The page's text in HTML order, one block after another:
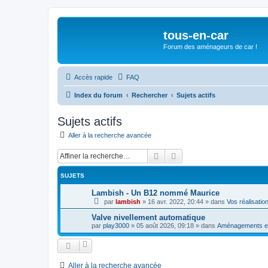
tous-en-car
Forum des aménageurs de car !
Accès rapide FAQ
Index du forum Rechercher Sujets actifs
Sujets actifs
Aller à la recherche avancée
Rechercher
SUJETS
Lambish - Un B12 nommé Maurice
par lambish » 16 avr. 2022, 20:44 » dans Vos
Valve nivellement automatique
par play3000 » 05 août 2026, 09:18 » dans Aménagements
Aller à la recherche avancée